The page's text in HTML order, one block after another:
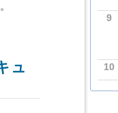
ュ
9
10